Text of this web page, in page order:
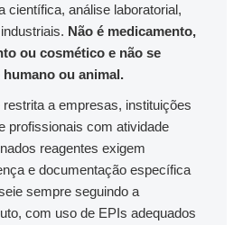
científica, análise laboratorial,
Não é medicamento,
ou cosmético e não se
ou animal.
a empresas, instituições
profissionais com atividade
reagentes exigem
e documentação específica
sempre seguindo a
com uso de EPIs adequados